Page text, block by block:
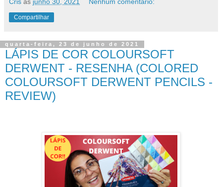
Compartilhar
quarta-feira, 23 de junho de 2021
LÁPIS DE COR COLOURSOFT
DERWENT - RESENHA (COLORED
COLOURSOFT DERWENT PENCILS -
REVIEW)